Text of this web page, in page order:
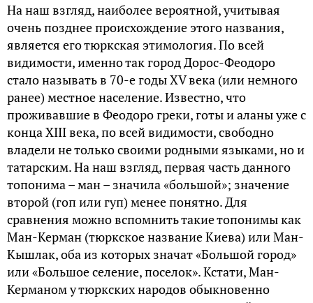
На наш взгляд, наиболее вероятной, учитывая
очень позднее происхождение этого названия,
является его тюркская этимология. По всей
видимости, именно так город Дорос-Феодоро
стало называть в 70-е годы XV века (или немного
ранее) местное население. Известно, что
проживавшие в Феодоро греки, готы и аланы уже с
конца XIII века, по всей видимости, свободно
владели не только своими родными языками, но и
татарским. На наш взгляд, первая часть данного
топонима – ман – значила «большой»; значение
второй (гоп или гуп) менее понятно. Для
сравнения можно вспомнить такие топонимы как
Ман-Керман (тюркское название Киева) или Ман-
Кышлак, оба из которых значат «Большой город»
или «Большое селение, поселок». Кстати, Ман-
Керманом у тюркских народов обыкновенно